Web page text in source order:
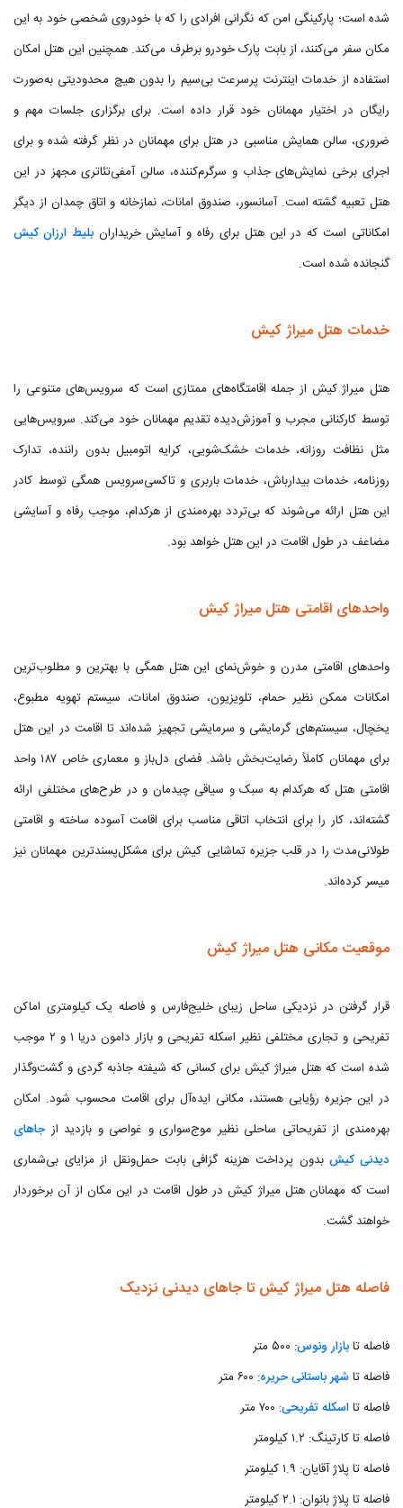
شده است؛ پارکینگی امن که نگرانی افرادی را که با خودروی شخصی خود به این
مکان سفر می‌کنند، از بابت پارک خودرو برطرف می‌کند. همچنین این هتل امکان
استفاده از خدمات اینترنت پرسرعت بی‌سیم را بدون هیچ محدودیتی به‌صورت
رایگان در اختیار مهمانان خود قرار داده است. برای برگزاری جلسات مهم و
ضروری، سالن همایش مناسبی در هتل برای مهمانان در نظر گرفته شده و برای
اجرای برخی نمایش‌های جذاب و سرگرم‌کننده، سالن آمفی‌تئاتری مجهز در این
هتل تعبیه گشته است. آسانسور، صندوق امانات، نمازخانه و اتاق چمدان از دیگر
امکاناتی است که در این هتل برای رفاه و آسایش خریدارانبلیط ارزان کیش
گنجانده شده است.
خدمات هتل میراژ کیش
هتل میراژ کیش از جمله اقامتگاه‌های ممتازی است که سرویس‌های متنوعی را
توسط کارکنانی مجرب و آموزش‌دیده تقدیم مهمانان خود می‌کند. سرویس‌هایی
مثل نظافت روزانه، خدمات خشک‌شویی، کرایه اتومبیل بدون راننده، تدارک
روزنامه، خدمات بیدارباش، خدمات باربری و تاکسی‌سرویس همگی توسط کادر
این هتل ارائه می‌شوند که بی‌تردد بهره‌مندی از هرکدام، موجب رفاه و آسایشی
مضاعف در طول اقامت در این هتل خواهد بود.
واحدهای اقامتی هتل میراژ کیش
واحدهای اقامتی مدرن و خوش‌نمای این هتل همگی با بهترین و مطلوب‌ترین
امکانات ممکن نظیر حمام، تلویزیون، صندوق امانات، سیستم تهویه مطبوع،
یخچال، سیستم‌های گرمایشی و سرمایشی تجهیز شده‌اند تا اقامت در این هتل
برای مهمانان کاملاً رضایت‌بخش باشد. فضای دل‌باز و معماری خاص ۱۸۷ واحد
اقامتی هتل که هرکدام به سبک و سیاقی چیدمان و در طرح‌های مختلفی ارائه
گشته‌اند، کار را برای انتخاب اتاقی مناسب برای اقامت آسوده ساخته و اقامتی
طولانی‌مدت را در قلب جزیره تماشایی کیش برای مشکل‌پسندترین مهمانان نیز
میسر کرده‌اند.
موقعیت مکانی هتل میراژ کیش
قرار گرفتن در نزدیکی ساحل زیبای خلیج‌فارس و فاصله یک کیلومتری اماکن
تفریحی و تجاری مختلفی نظیر اسکله تفریحی و بازار دامون دریا ۱ و ۲ موجب
شده است که هتل میراژ کیش برای کسانی که شیفته جاذبه گردی و گشت‌وگذار
در این جزیره رؤیایی هستند، مکانی ایده‌آل برای اقامت محسوب شود. امکان
بهره‌مندی از تفریحاتی ساحلی نظیر موج‌سواری و غواصی و بازدید از جاهای
دیدنی کیشبدون پرداخت هزینه گزافی بابت حمل‌ونقل از مزایای بی‌شماری
است که مهمانان هتل میراژ کیش در طول اقامت در این مکان از آن برخوردار
خواهند گشت.
فاصله هتل میراژ کیش تا جاهای دیدنی نزدیک
فاصله تابازار ونوس: ۵۰۰ متر
فاصله تا شهر باستانی حریره: ۶۰۰ متر
فاصله تااسکله تفریحی: ۷۰۰ متر
فاصله تا کارتینگ: ۱.۲ کیلومتر
فاصله تا پلاژ آقایان: ۱.۹ کیلومتر
فاصله تا پلاژ بانوان: ۲.۱ کیلومتر